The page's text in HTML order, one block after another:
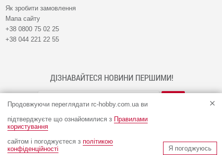
Продовжуючи переглядати rc-hobby.com.ua ви
підтверджуєте що ознайомилися з Правилами
користування
сайтом і погоджуєтеся з політикою
конфіденційності
Я погоджуюсь
Як зробити замовлення
Мапа сайту
+38 0800 75 02 25
+38 044 221 22 55
ДІЗНАВАЙТЕСЯ НОВИНИ ПЕРШИМИ!
© Інтернет-магазин RC-HOBBY 2009 - 2026